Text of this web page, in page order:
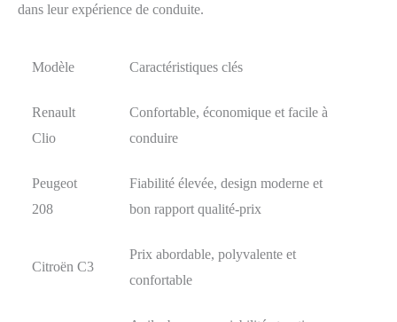
dans leur expérience de conduite.
Modèle Caractéristiques clés
Renault
Clio
Confortable, économique et facile à
conduire
Peugeot
208
Fiabilité élevée, design moderne et
bon rapport qualité-prix
Citroën C3
Prix abordable, polyvalente et
confortable